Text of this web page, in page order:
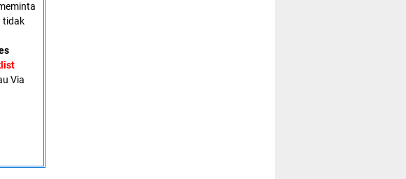
tidak
Via